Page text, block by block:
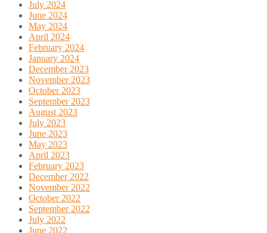
July 2024
June 2024
May 2024
April 2024
February 2024
January 2024
December 2023
November 2023
October 2023
September 2023
August 2023
July 2023
June 2023
May 2023
April 2023
February 2023
December 2022
November 2022
October 2022
September 2022
July 2022
June 2022